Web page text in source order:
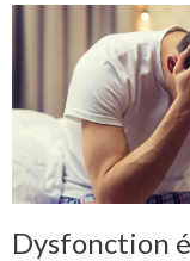
Dysfonction